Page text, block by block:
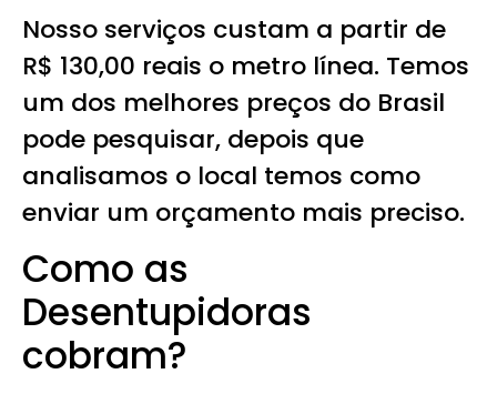
Nosso serviços custam a partir de
R$ 130,00 reais o metro línea. Temos
um dos melhores preços do Brasil
pode pesquisar, depois que
analisamos o local temos como
enviar um orçamento mais preciso.
Como as
Desentupidoras
cobram?